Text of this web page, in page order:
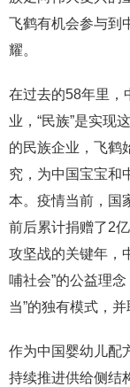
飞鹤有机会参与到
耀。
在过去的58年里，
业，“民族”是实现
的民族企业，飞鹤
究，为中国宝宝和
本。疫情当前，国
前后累计捐赠了2
攻坚战的关键年，
哺社会”的公益理
当”的独有模式，并
作为中国婴幼儿配
持续推进供给侧结